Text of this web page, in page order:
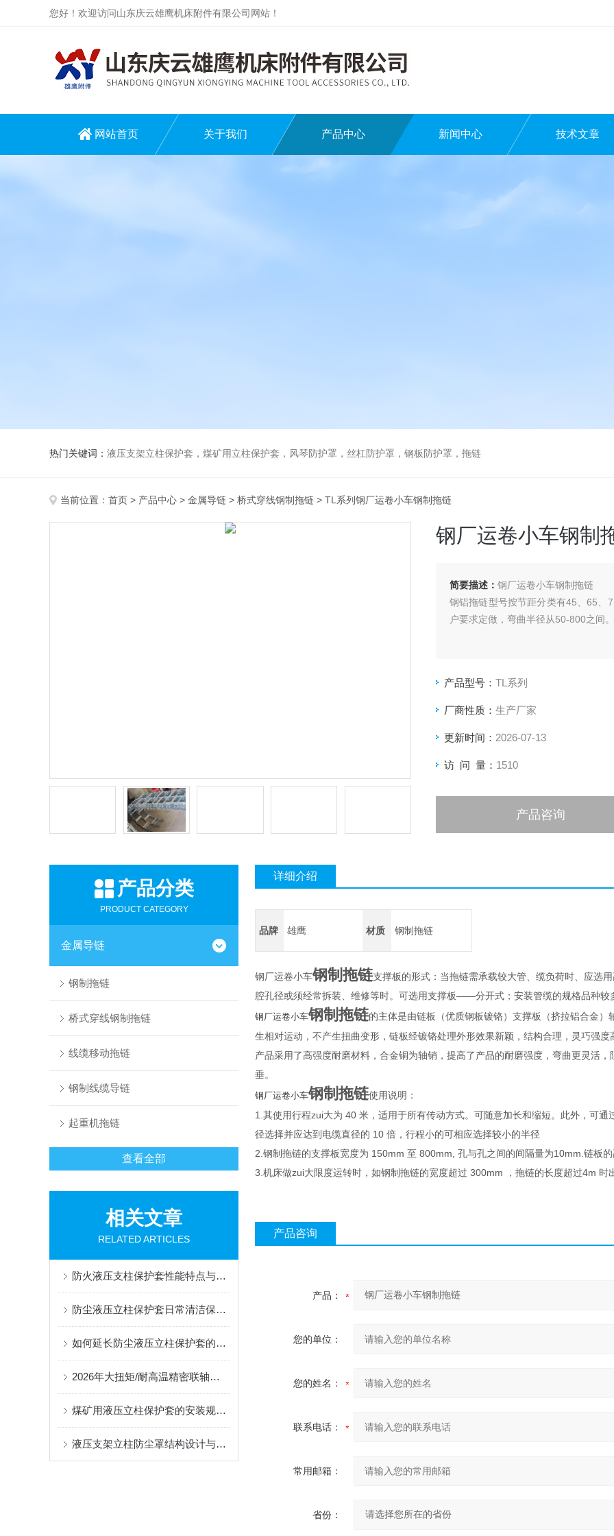
您好！欢迎访问山东庆云雄鹰机床附件有限公司网站！
网站首页 关于我们 产品中心 新闻中心 技术文章
热门关键词： 液压支架立柱保护套，煤矿用立柱保护套，风琴防护罩，丝杠防护罩，钢板防护罩，拖链
当前位置： 首页 > 产品中心 > 金属导链 > 桥式穿线钢制拖链 > TL系列钢厂运卷小车钢制拖链
钢厂运卷小车钢制
简要描述： 钢厂运卷小车钢制拖链
钢铝拖链型号按节距分类有45、65、
户要求定做，弯曲半径从50-800之间。
产品型号： TL系列
厂商性质： 生产厂家
更新时间： 2026-07-13
访 问 量： 1510
产品咨询
产品分类
PRODUCT CATEGORY
金属导链
钢制拖链
桥式穿线钢制拖链
线缆移动拖链
钢制线缆导链
起重机拖链
查看全部
相关文章
RELATED ARTICLES
防火液压支柱保护套性能特点与阻燃防护应用
防尘液压立柱保护套日常清洁保养与更换规范
如何延长防尘液压立柱保护套的使用寿命？
2026年大扭矩/耐高温精密联轴器定制找哪家？能实现精准定制的优质厂家盘点
煤矿用液压立柱保护套的安装规范与使用寿命提升方案
液压支架立柱防尘罩结构设计与密封防护原理
详细介绍
品牌 雄鹰 材质 钢制拖链
钢厂运卷小车钢制拖链支撑板的形式：当拖链需承载较大管、缆负荷时、应
腔孔径或须经常拆装、维修等时。可选用支撑板——分开式；安装管缆的规格品种
钢厂运卷小车钢制拖链的主体是由链板（优质钢板镀铬）支撑板（挤拉铝合金
生相对运动，不产生扭曲变形，链板经镀铬处理外形效果新颖，结构合理，灵巧强
产品采用了高强度耐磨材料，合金铜为轴销，提高了产品的耐磨强度，弯曲更灵活
垂。
钢厂运卷小车钢制拖链使用说明：
1.其使用行程zui大为 40 米，适用于所有传动方式。可随意加长和缩短。此外，可
径选择并应达到电缆直径的 10 倍，行程小的可相应选择较小的半径
2.钢制拖链的支撑板宽度为 150mm 至 800mm, 孔与孔之间的间隔量为10mm.链板
3.机床做zui大限度运转时，如钢制拖链的宽度超过 300mm ，拖链的长度超过4m 时
产品咨询
产品：
您的单位：
您的姓名：
联系电话：
常用邮箱：
省份：